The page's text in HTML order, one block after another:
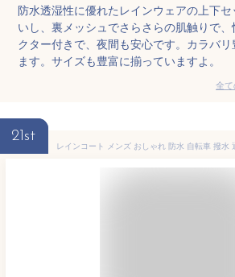
防水透湿性に優れたレインウェアの上下セ
いし、裏メッシュでさらさらの肌触りで
クター付きで、夜間も安心です。カラバ
ます。サイズも豊富に揃っていますよ。
全
21st